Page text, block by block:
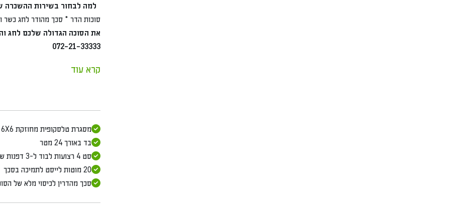
למה לבחור בשירות ההשכרה שלנו?*
סוכות הדר * סכך מהודר לחג כשר ושמח *
את הסוכה הגדולה שלכם לחג והבטיחו
072-21-33333
מסגרת טלסקופית מחוזקת 6X6
בד באורך 24 מטר
סכך מהדרין לכיסוי מלא של הסוכה